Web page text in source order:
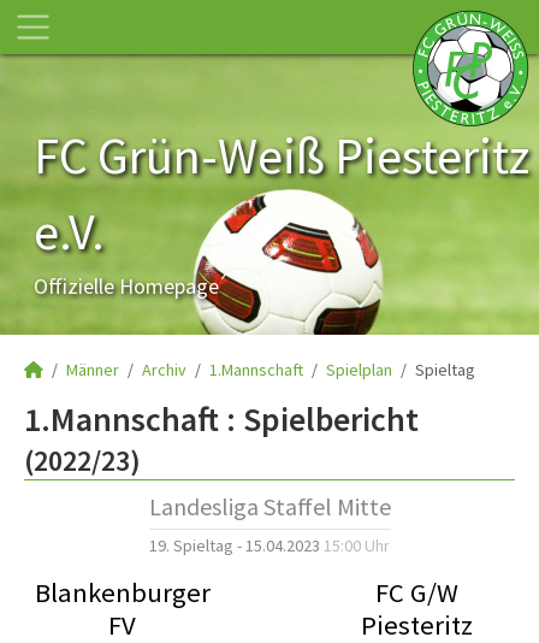
FC Grün-Weiß Piesteritz
e.V.
Offizielle Homepage
Männer Archiv 1.Mannschaft Spielplan Spieltag
1.Mannschaft : Spielbericht
(2022/23)
Landesliga Staffel Mitte
19. Spieltag - 15.04.2023 15:00 Uhr
Blankenburger
FV
FC G/W
Piesteritz